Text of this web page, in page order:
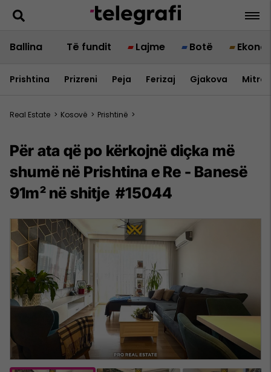
Ballina Të fundit Lajme Botë
Prishtina Prizreni Peja Ferizaj Gjakova
Real Estate > Kosovë > Prishtinë >
Për ata që po kërkojnë diçka më
shumë në Prishtina e Re - Banesë
91m² në shitje #15044